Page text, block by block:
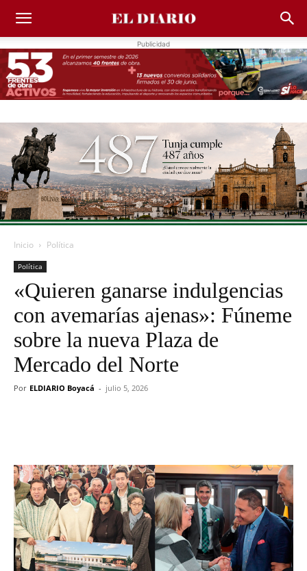
Publicidad
Inicio Política
Política
«Quieren ganarse indulgencias
con avemarías ajenas»: Fúneme
sobre la nueva Plaza de
Mercado del Norte
Por ELDIARIO Boyacá - julio 5, 2026